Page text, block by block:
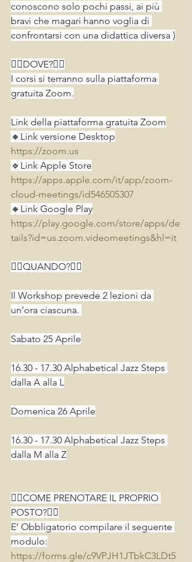
conoscono solo pochi passi, ai più
bravi che magari hanno voglia di
confrontarsi con una didattica diversa )
👉🏻DOVE?👈🏻
I corsi si terranno sulla piattaforma
gratuita Zoom.
Link della piattaforma gratuita Zoom
🔸Link versione Desktop
https://zoom.us
🔹Link Apple Store
https://apps.apple.com/it/app/zoom-
cloud-meetings/id546505307
🔸Link Google Play
https://play.google.com/store/apps/de
tails?id=us.zoom.videomeetings&hl=it
👉🏻QUANDO?👈🏻
Il Workshop prevede 2 lezioni da
un’ora ciascuna.
Sabato 25 Aprile
16.30 - 17.30 Alphabetical Jazz Steps
dalla A alla L
Domenica 26 Aprile
16.30 - 17.30 Alphabetical Jazz Steps
dalla M alla Z
👉🏻COME PRENOTARE IL PROPRIO
POSTO?👈🏻
E’ Obbligatorio compilare il seguente
modulo:
https://forms.gle/c9VPJH1JTbkC3LDt5